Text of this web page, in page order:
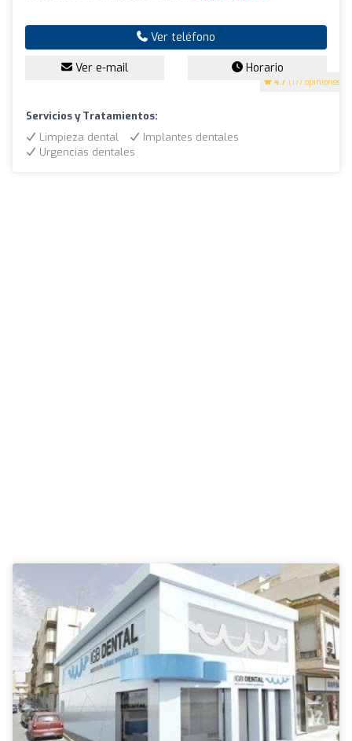
4.7 (177 opiniones)
Ver teléfono
Ver e-mail Horario
Servicios y Tratamientos:
Limpieza dental
Implantes dentales
Urgencias dentales